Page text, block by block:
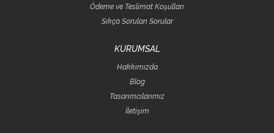
Ödeme ve Teslimat Koşulları
Sıkça Sorulan Sorular
KURUMSAL
Hakkımızda
Blog
Tasarımcılarımız
İletişim